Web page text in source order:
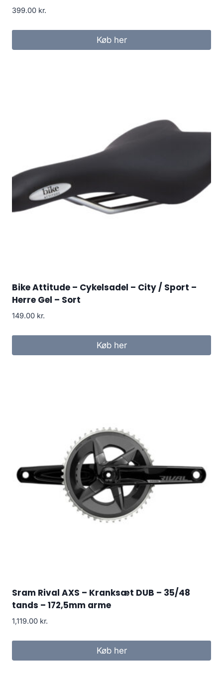
399.00 kr.
Køb her
Bike Attitude – Cykelsadel – City / Sport –
Herre Gel – Sort
149.00 kr.
Køb her
Sram Rival AXS – Kranksæt DUB – 35/48
tands – 172,5mm arme
1,119.00 kr.
Køb her